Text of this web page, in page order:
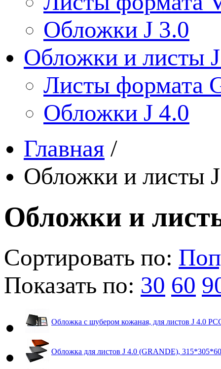
Обложки J 3.0
Обложки и листы
Листы формата
Обложки J 4.0
Главная /
Обложки и листы
Обложки и
Сортировать по:
Показать по: 30 60
Обложка с шубером кожаная, для листов J 4.0
Обложка для листов J 4.0 (GRANDE),